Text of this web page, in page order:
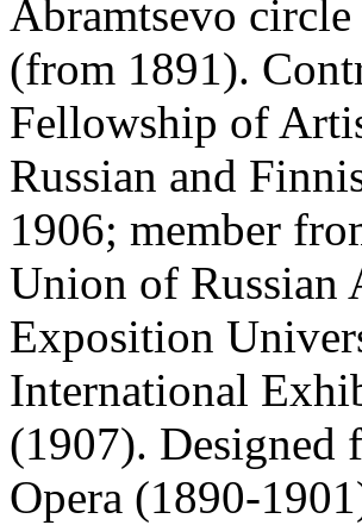
Abramtsevo
(from 1891).
Fellowship of
Russian and
1906; member
Union of Russian
Exposition
International
(1907). Designed
Opera (1890-